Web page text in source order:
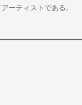
ーティストである。